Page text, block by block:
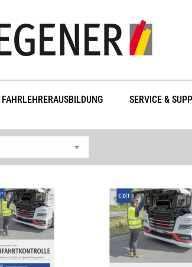
FAHRLEHRERAUSBILDUNG SERVICE &